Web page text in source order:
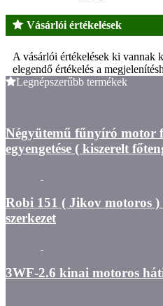
Vásárlói értékelések
A vásárlói értékelések ki vannak
elegendő értékelés a
Legnépszerűbb termékek
Négyütemű fűnyíró motor
egyengetése ( kiszerelt
Robi 151 ( Jikov motoros
szerkezet
3WF-2.6 kinai motoros